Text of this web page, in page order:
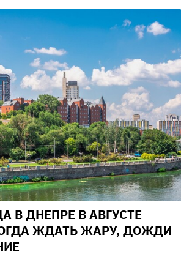
В ДНЕПРЕ В АВГУСТЕ
ЖДАТЬ ЖАРУ, ДОЖДИ